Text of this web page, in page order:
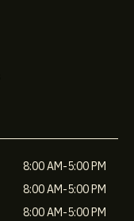
8:00 AM-5:00 PM
8:00 AM-5:00 PM
8:00 AM-5:00 PM